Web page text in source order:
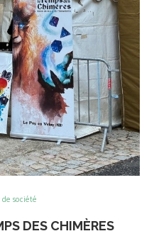
de société
DES CHIMÈRES